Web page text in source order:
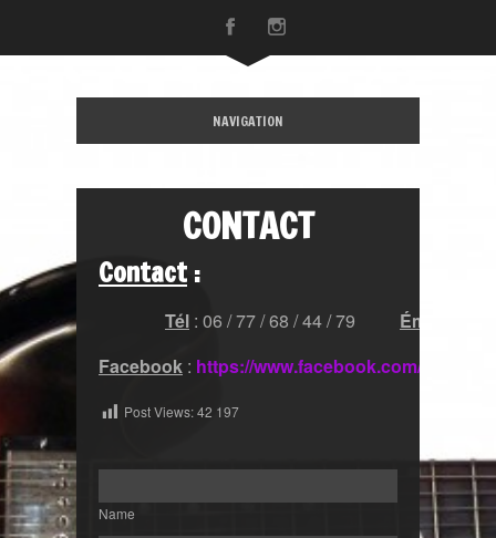
NAVIGATION
CONTACT
Contact :
Tél : 06 / 77 / 68 / 44 / 79 Émail
Facebook : https://www.facebook.com/Ben-
Post Views:42 197
Name